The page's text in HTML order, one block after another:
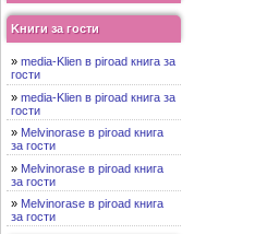
Kниги за гости
»media-Klien в piroad книга за
гости
»media-Klien в piroad книга за
гости
» Melvinorase в piroad книга
за гости
» Melvinorase в piroad книга
за гости
» Melvinorase в piroad книга
за гости